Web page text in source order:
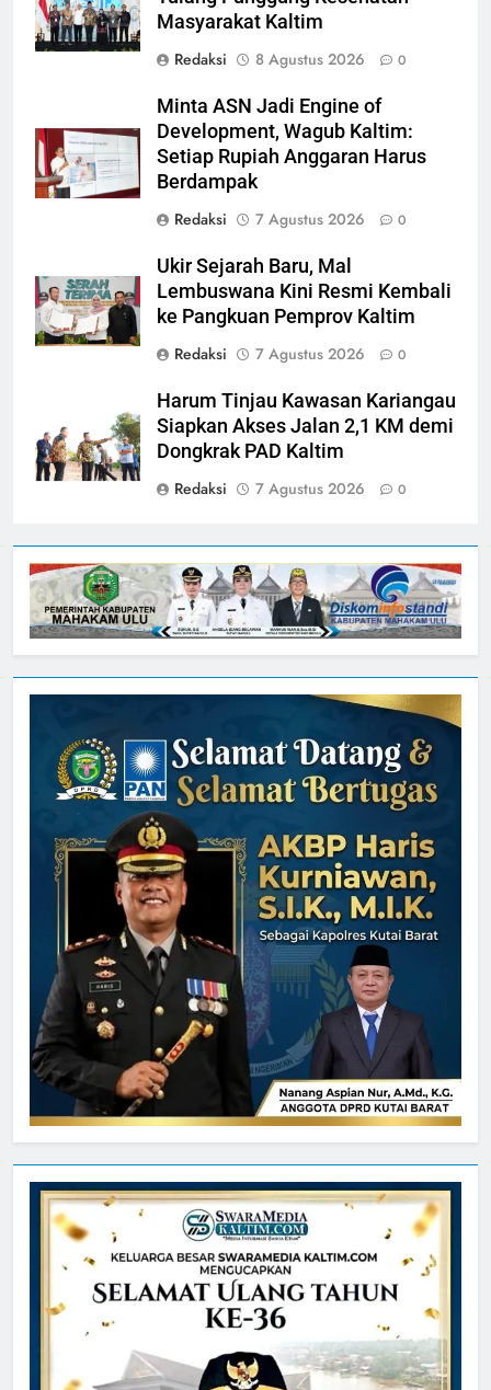
Masyarakat Kaltim
Redaksi
8 Agustus 2026 0
Minta ASN Jadi Engine of
Development, Wagub Kaltim:
Setiap Rupiah Anggaran Harus
Berdampak
Redaksi
7 Agustus 2026 0
Ukir Sejarah Baru, Mal
Lembuswana Kini Resmi Kembali
ke Pangkuan Pemprov Kaltim
Redaksi
7 Agustus 2026 0
Harum Tinjau Kawasan Kariangau
Siapkan Akses Jalan 2,1 KM demi
Dongkrak PAD Kaltim
Redaksi
7 Agustus 2026 0